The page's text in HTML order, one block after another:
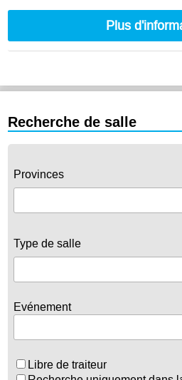
Plus
Recherche de salle
Provinces
Type de salle
Evénement
Libre de traiteur